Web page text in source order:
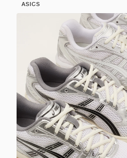
ASICS